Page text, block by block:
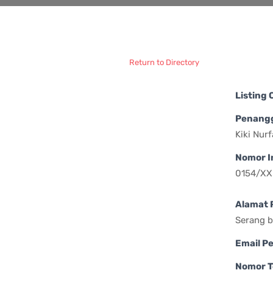
Return to Directory
Listing
Kiki
Nomor
0154/
Alamat
Serang
Email
Nomor